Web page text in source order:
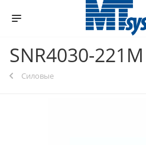
SNR4030-221M
Силовые